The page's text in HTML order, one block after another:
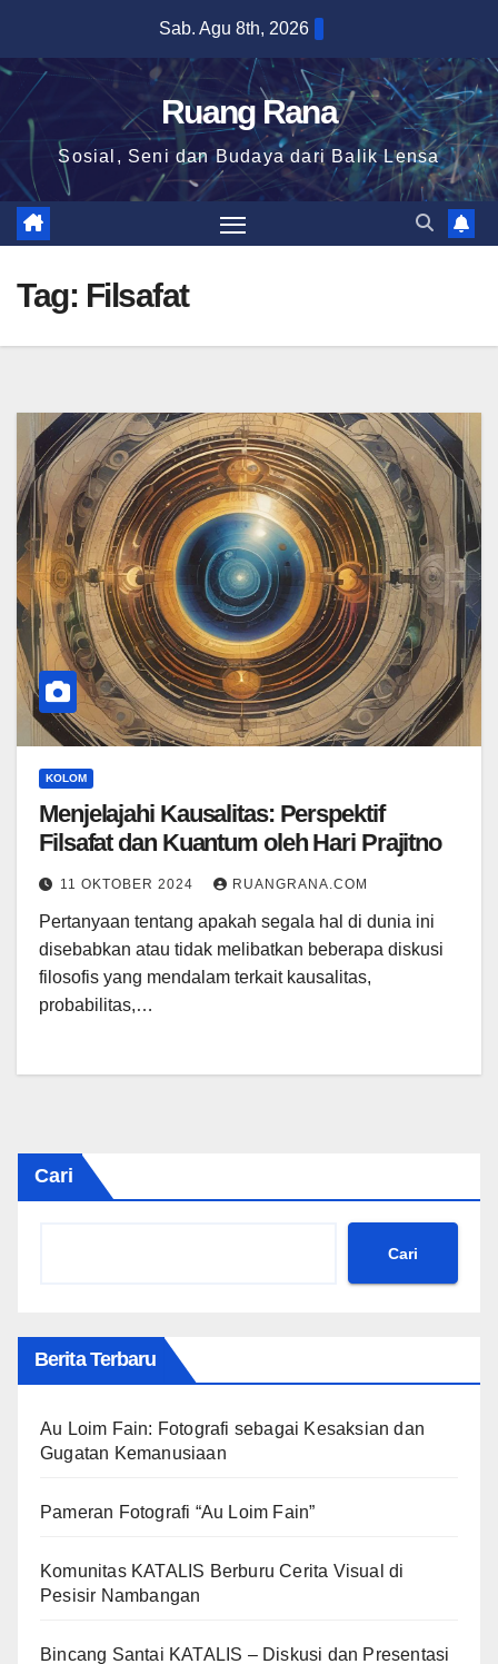
content
Sab. Agu 8th, 2026
Ruang Rana
Sosial, Seni dan Budaya dari Balik Lensa
Tag: Filsafat
KOLOM
Menjelajahi Kausalitas: Perspektif
Filsafat dan Kuantum oleh Hari Prajitno
11 OKTOBER 2024 RUANGRANA.COM
Pertanyaan tentang apakah segala hal di dunia ini
disebabkan atau tidak melibatkan beberapa diskusi
filosofis yang mendalam terkait kausalitas,
probabilitas,…
Cari
Cari
Berita Terbaru
Au Loim Fain: Fotografi sebagai Kesaksian dan
Gugatan Kemanusiaan
Pameran Fotografi “Au Loim Fain”
Komunitas KATALIS Berburu Cerita Visual di
Pesisir Nambangan
Bincang Santai KATALIS – Diskusi dan Presentasi